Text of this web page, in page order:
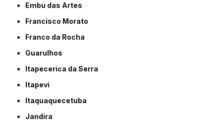
Embu das Artes
Francisco Morato
Franco da Rocha
Guarulhos
Itapecerica da Serra
Itapevi
Itaquaquecetuba
Jandira